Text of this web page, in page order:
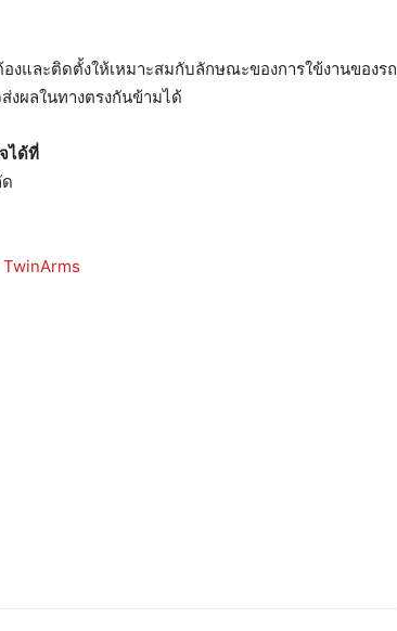
และติดตั้งให้เหมาะสมกับลักษณะของการใข้งานของรถ
งผลในทางตรงกันข้ามได้
ได้ที่